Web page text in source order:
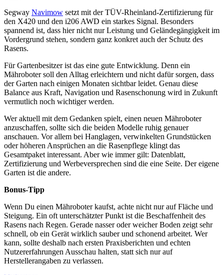
Segway Navimow setzt mit der TÜV-Rheinland-Zertifizierung für
den X420 und den i206 AWD ein starkes Signal. Besonders
spannend ist, dass hier nicht nur Leistung und Geländegängigkeit im
Vordergrund stehen, sondern ganz konkret auch der Schutz des
Rasens.
Für Gartenbesitzer ist das eine gute Entwicklung. Denn ein
Mähroboter soll den Alltag erleichtern und nicht dafür sorgen, dass
der Garten nach einigen Monaten sichtbar leidet. Genau diese
Balance aus Kraft, Navigation und Rasenschonung wird in Zukunft
vermutlich noch wichtiger werden.
Wer aktuell mit dem Gedanken spielt, einen neuen Mähroboter
anzuschaffen, sollte sich die beiden Modelle ruhig genauer
anschauen. Vor allem bei Hanglagen, verwinkelten Grundstücken
oder höheren Ansprüchen an die Rasenpflege klingt das
Gesamtpaket interessant. Aber wie immer gilt: Datenblatt,
Zertifizierung und Werbeversprechen sind die eine Seite. Der eigene
Garten ist die andere.
Bonus-Tipp
Wenn Du einen Mähroboter kaufst, achte nicht nur auf Fläche und
Steigung. Ein oft unterschätzter Punkt ist die Beschaffenheit des
Rasens nach Regen. Gerade nasser oder weicher Boden zeigt sehr
schnell, ob ein Gerät wirklich sauber und schonend arbeitet. Wer
kann, sollte deshalb nach ersten Praxisberichten und echten
Nutzererfahrungen Ausschau halten, statt sich nur auf
Herstellerangaben zu verlassen.